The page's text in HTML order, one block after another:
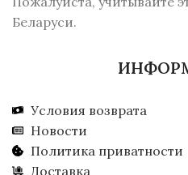
Беларуси.
Условия возврата
Новости
Политика приватности
Доставка